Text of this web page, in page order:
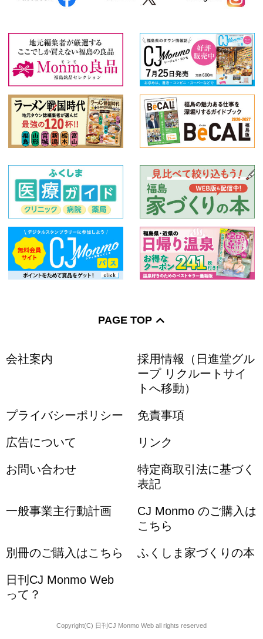
PAGE TOP
会社案内
採用情報（日進堂グル
ープ リクルートサイ
トへ移動）
プライバシーポリシー 免責事項
広告について リンク
お問い合わせ
特定商取引法に基づく
表記
一般事業主行動計画
CJ Monmo のご購入は
こちら
別冊のご購入はこちら ふくしま家づくりの本
日刊CJ Monmo Web
って？
Copyright(C) 日刊CJ Monmo Web all rights reserved